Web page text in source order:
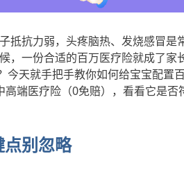
抗力弱，头疼脑热、发烧感冒是
，一份合适的百万医疗险就成了家
今天就手把手教你如何给宝宝配置
端医疗险（0免赔），看看它是否
别忽略